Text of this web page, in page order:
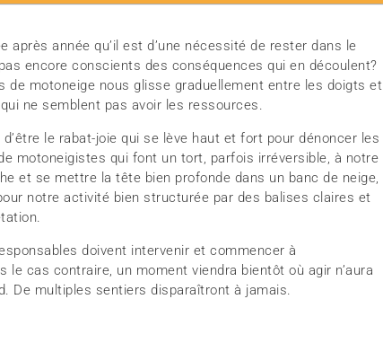
après année qu’il est d’une nécessité de rester dans le
encore conscients des conséquences qui en découlent?
de motoneige nous glisse graduellement entre les doigts et
ne semblent pas avoir les ressources.
le rabat-joie qui se lève haut et fort pour dénoncer les
motoneigistes qui font un tort, parfois irréversible, à notre
et se mettre la tête bien profonde dans un banc de neige,
notre activité bien structurée par des balises claires et
doivent intervenir et commencer à
le cas contraire, un moment viendra bientôt où agir n’aura
De multiples sentiers disparaîtront à jamais.